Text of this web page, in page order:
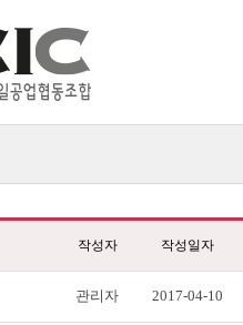
작성자 작성일자
관리자 2017-04-10